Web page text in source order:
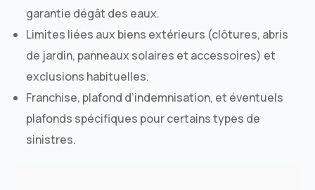
garantie dégât des eaux.
Limites liées aux biens extérieurs (clôtures, abris
de jardin, panneaux solaires et accessoires) et
exclusions habituelles.
Franchise, plafond d’indemnisation, et éventuels
plafonds spécifiques pour certains types de
sinistres.